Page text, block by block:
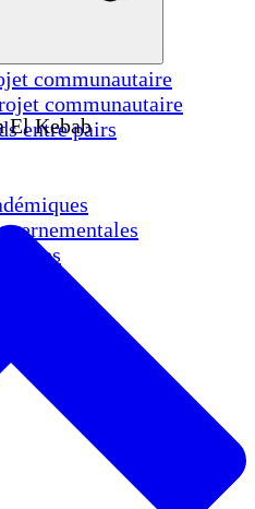
communautaire
communautaire
entre pairs
El Kebab